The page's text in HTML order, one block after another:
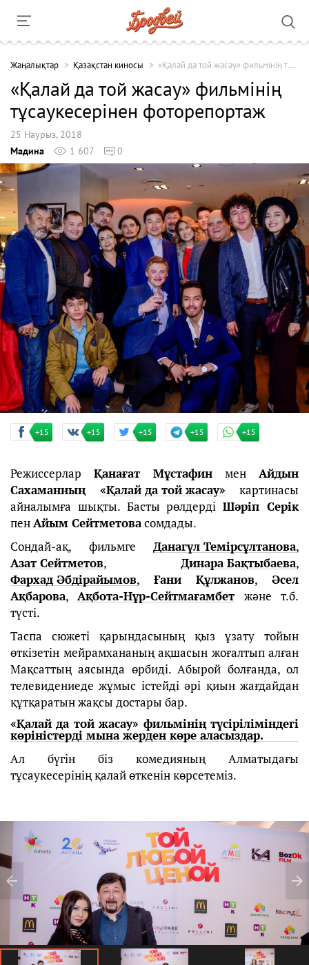
Жаңалықтар Қазақстан киносы «Қалай да той жасау» фильмінің тұсаукесерінен фоторепортаж
«Қалай да той жасау» фильмінің
тұсаукесерінен фоторепортаж
25 Наурыз, 2018
Мадина
1 607 0
+15 +15 +15 +15 +15
Режиссерлар Қанағат Мұстафинмен Айдын
Сахаманның «Қалай да той жасау» картинасы
айналымға шықты. Басты рөлдердіШәріп Серік
пенАйым Сейтметовасомдады.
Сондай-ақ, фильмге Данагүл Темірсұлтанова,
Азат Сейтметов, Динара Бақтыбаева,
Фархад Әбдірайымов, Ғани Құлжанов,Әсел
Ақбарова,Ақбота-Нұр-Сейтмағамбет және т.б.
түсті.
Таспа сюжеті қарындасының қыз ұзату тойын
өткізетін мейрамхананың ақшасын жоғалтып алған
Мақсаттың аясында өрбиді. Абырой болғанда, ол
телевидениеде жұмыс істейді әрі қиын жағдайдан
құтқаратын жақсы достары бар.
«Қалай да той жасау» фильмінің түсіріліміндегі
көріністерді мына жерден көре аласыздар.
Ал бүгін біз комедияның Алматыдағы
тұсаукесерінің қалай өткенін көрсетеміз.